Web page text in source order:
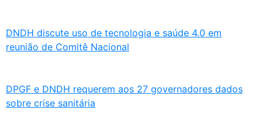
DNDH discute uso de tecnologia e saúde 4.0 em
reunião de Comitê Nacional
DPGF e DNDH requerem aos 27 governadores dados
sobre crise sanitária